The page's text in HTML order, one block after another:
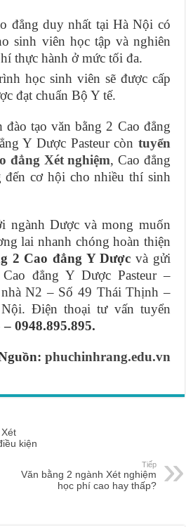
đẳng duy nhất tại Hà Nội có
sinh viên học tập và nghiên
thực hành ở mức tối đa.
học sinh viên sẽ được cấp
đạt chuẩn Bộ Y tế.
đào tạo văn bằng 2 Cao đẳng
Y Dược Pasteur còn tuyển
đẳng Xét nghiệm, Cao đẳng
cơ hội cho nhiều thí sinh
ngành Dược và mong muốn
lai nhanh chóng hoàn thiện
2 Cao đẳng Y Dược và gửi
đẳng Y Dược Pasteur –
N2 – Số 49 Thái Thịnh –
Điện thoại tư vấn tuyển
0948.895.895.
phuchinhrang.edu.vn
kiện
Tiếp
Văn bằng 2 ngành Xét nghiệm
học phí cao hay thấp?